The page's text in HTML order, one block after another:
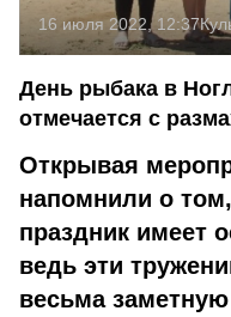
16 июля 2022, 12:37
День рыбака в
отмечается с
Открывая
напомнили о
праздник имеет
ведь эти
весьма